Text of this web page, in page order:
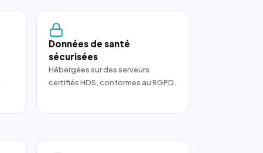
Données de santé
sécurisées
Hébergées sur des serveurs
certifiés HDS, conformes au RGPD.